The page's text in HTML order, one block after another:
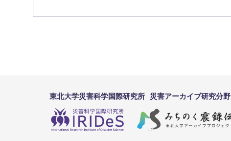
東北大学災害科学国際研究所 災害アーカイブ研究分野